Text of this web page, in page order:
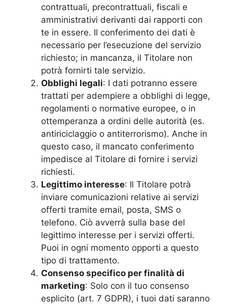
contrattuali, precontrattuali, fiscali e
amministrativi derivanti dai rapporti con
te in essere. Il conferimento dei dati è
necessario per l’esecuzione del servizio
richiesto; in mancanza, il Titolare non
potrà fornirti tale servizio.
Obblighi legali: I dati potranno essere
trattati per adempiere a obblighi di legge,
regolamenti o normative europee, o in
ottemperanza a ordini delle autorità (es.
antiriciclaggio o antiterrorismo). Anche in
questo caso, il mancato conferimento
impedisce al Titolare di fornire i servizi
richiesti.
Legittimo interesse: Il Titolare potrà
inviare comunicazioni relative ai servizi
offerti tramite email, posta, SMS o
telefono. Ciò avverrà sulla base del
legittimo interesse per i servizi offerti.
Puoi in ogni momento opporti a questo
tipo di trattamento.
Consenso specifico per finalità di
marketing: Solo con il tuo consenso
esplicito (art. 7 GDPR), i tuoi dati saranno